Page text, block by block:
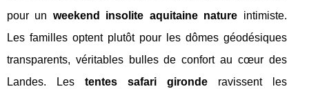
pour un weekend insolite aquitaine nature intimiste.
Les familles optent plutôt pour les dômes géodésiques
transparents, véritables bulles de confort au cœur des
Landes. Les tentes safari gironderavissent les